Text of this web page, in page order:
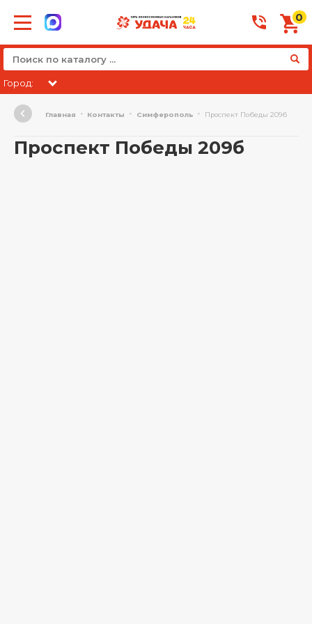
0
Город:
Главная Контакты Симферополь Проспект Победы 209б
Проспект Победы 209б